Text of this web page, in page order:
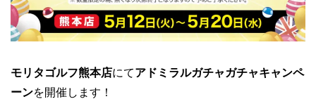
モリタゴルフ熊本店にてアドミラルガチャガチャキャンペ
ーンを開催します！